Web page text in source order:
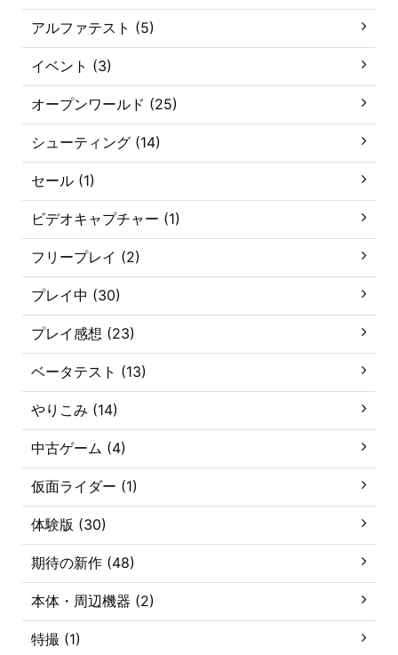
アルファテスト (5)
イベント (3)
オープンワールド (25)
シューティング (14)
セール (1)
ビデオキャプチャー (1)
フリープレイ (2)
プレイ中 (30)
プレイ感想 (23)
ベータテスト (13)
やりこみ (14)
中古ゲーム (4)
仮面ライダー (1)
体験版 (30)
期待の新作 (48)
本体・周辺機器 (2)
特撮 (1)